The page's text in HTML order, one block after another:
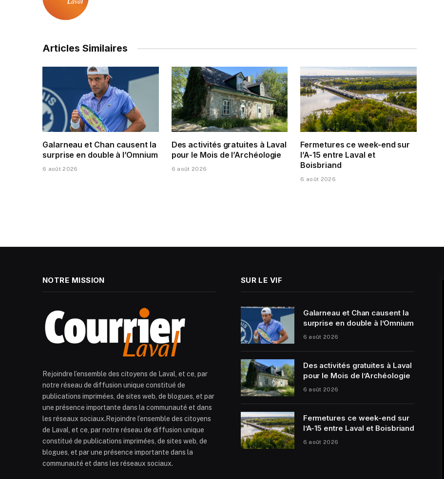
Articles Similaires
Galarneau et Chan causent la
surprise en double à l’Omnium
6 août 2026
Des activités gratuites à Laval
pour le Mois de l’Archéologie
6 août 2026
Fermetures ce week-end sur
l’A-15 entre Laval et
Boisbriand
6 août 2026
NOTRE MISSION
Rejoindre l’ensemble des citoyens de Laval, et ce, par
notre réseau de diffusion unique constitué de
publications imprimées, de sites web, de blogues, et par
une présence importante dans la communauté et dans
les réseaux sociaux.Rejoindre l’ensemble des citoyens
de Laval, et ce, par notre réseau de diffusion unique
constitué de publications imprimées, de sites web, de
blogues, et par une présence importante dans la
communauté et dans les réseaux sociaux.
SUR LE VIF
Galarneau et Chan causent la
surprise en double à l’Omnium
6 août 2026
Des activités gratuites à Laval
pour le Mois de l’Archéologie
6 août 2026
Fermetures ce week-end sur
l’A-15 entre Laval et Boisbriand
6 août 2026